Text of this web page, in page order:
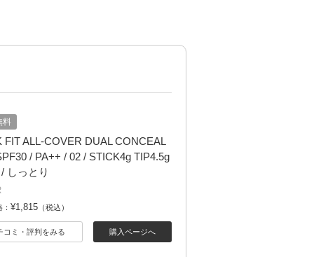
料
FIT ALL-COVER DUAL CONCEAL
/ PA++ / 02 / STICK4g TIP4.5g
しっとり
¥1,815 （税込）
購入ページへ
コミ・評判をみる